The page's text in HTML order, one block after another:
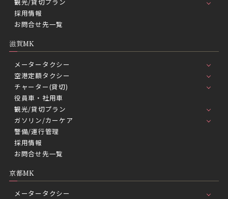
採用情報
お問合せ先一覧
滋賀MK
メータータクシー
空港定額タクシー
チャーター(貸切)
役員車・社用車
観光/貸切プラン
ガソリン/カーケア
警備/運行管理
採用情報
お問合せ先一覧
京都MK
メータータクシー